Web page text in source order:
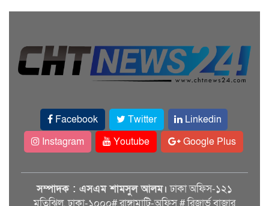
Facebook Twitter
Linkedin
Instagram
Youtube Google Plus
সম্পাদক : এসএম শামসুল আলম। ঢাকা অফিস-১২১